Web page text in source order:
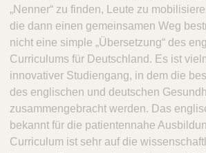
„Nenner“ zu finden, Leute zu
die dann einen gemeinsamen Weg
nicht eine simple „Übersetzung“ des
Curriculums für Deutschland. Es ist
innovativer Studiengang, in dem die
des englischen und deutschen
zusammengebracht werden. Das
bekannt für die patientennahe
Curriculum ist sehr auf die